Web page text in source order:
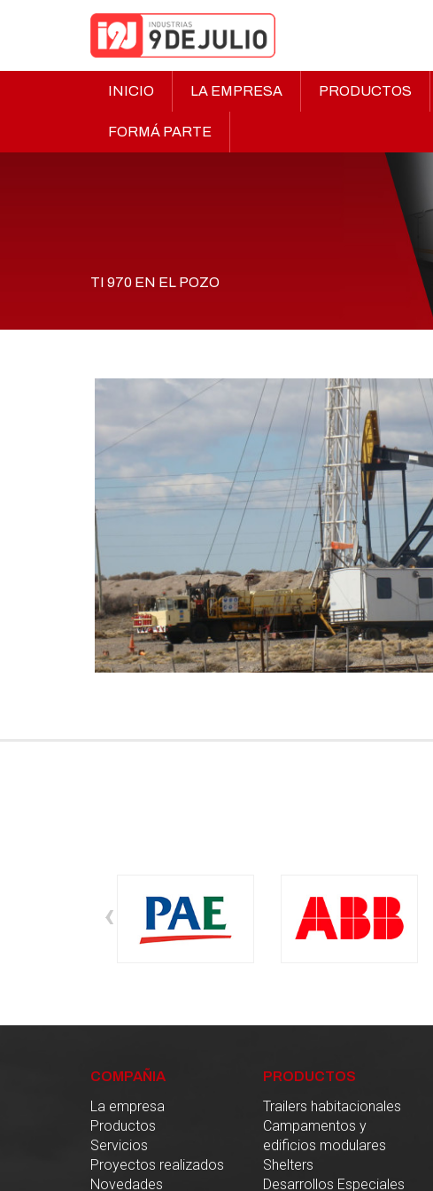
INICIO LA EMPRESA PRODUCTOS
FORMÁ PARTE
TI 970 EN EL POZO
‹
COMPAÑIA
La empresa
Productos
Servicios
Proyectos realizados
Novedades
PRODUCTOS
Trailers habitacionales
Campamentos y
edificios modulares
Shelters
Desarrollos Especiales